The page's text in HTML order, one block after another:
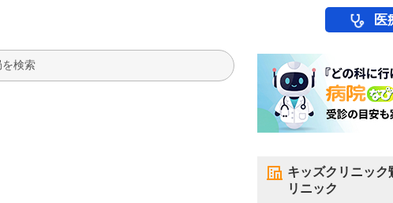
医
検索
キッズクリニック
リニック